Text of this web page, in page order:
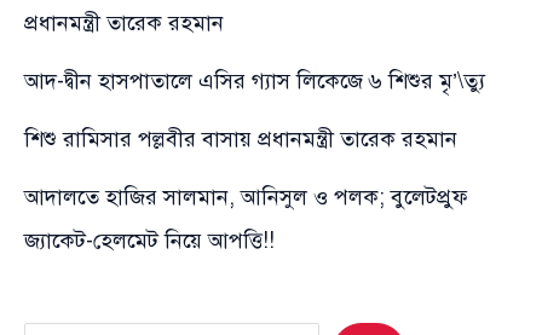
প্রধানমন্ত্রী তারেক রহমান
আদ-দ্বীন হাসপাতালে এসির গ্যাস লিকেজে ৬ শিশুর মৃ’\ত্যু
শিশু রামিসার পল্লবীর বাসায় প্রধানমন্ত্রী তারেক রহমান
আদালতে হাজির সালমান, আনিসুল ও পলক; বুলেটপ্রুফ
জ্যাকেট-হেলমেট নিয়ে আপত্তি!!